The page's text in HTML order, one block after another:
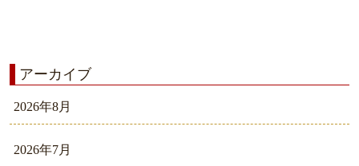
アーカイブ
2026年8月
2026年7月